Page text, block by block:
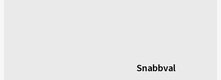
Snabbval